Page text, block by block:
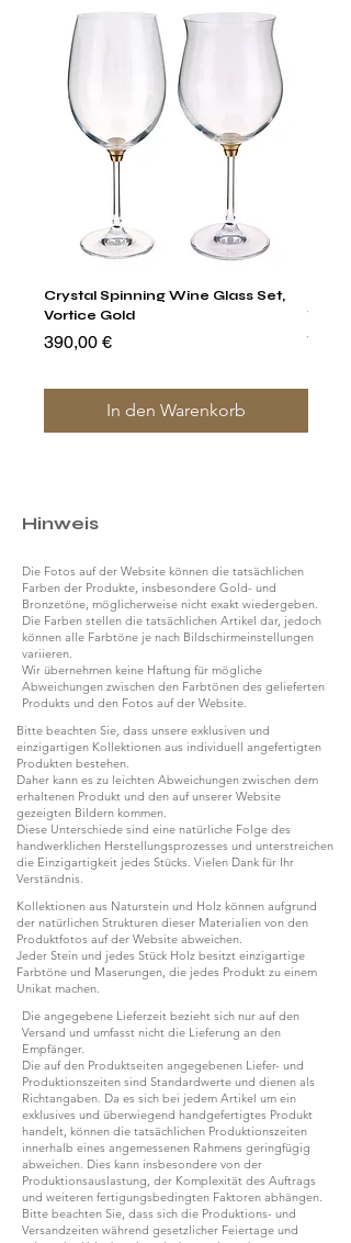
Crystal Spinning Wine Glass Set,
Vortice Gold
Preis
390,00 €
In den Warenkorb
Preis
Hinweis
Die Fotos auf der Website können die tatsächlichen
Farben der Produkte, insbesondere Gold- und
Bronzetöne, möglicherweise nicht exakt wiedergeben.
Die Farben stellen die tatsächlichen Artikel dar, jedoch
können alle Farbtöne je nach Bildschirmeinstellungen
variieren.
Wir übernehmen keine Haftung für mögliche
Abweichungen zwischen den Farbtönen des gelieferten
Produkts und den Fotos auf der Website.
Bitte beachten Sie, dass unsere exklusiven und
einzigartigen Kollektionen aus individuell angefertigten
Produkten bestehen.
Daher kann es zu leichten Abweichungen zwischen dem
erhaltenen Produkt und den auf unserer Website
gezeigten Bildern kommen.
Diese Unterschiede sind eine natürliche Folge des
handwerklichen Herstellungsprozesses und unterstreichen
die Einzigartigkeit jedes Stücks. Vielen Dank für Ihr
Verständnis.
Kollektionen aus Naturstein und Holz können aufgrund
der natürlichen Strukturen dieser Materialien von den
Produktfotos auf der Website abweichen.
Jeder Stein und jedes Stück Holz besitzt einzigartige
Farbtöne und Maserungen, die jedes Produkt zu einem
Unikat machen.
Die angegebene Lieferzeit bezieht sich nur auf den
Versand und umfasst nicht die Lieferung an den
Empfänger.
Die auf den Produktseiten angegebenen Liefer- und
Produktionszeiten sind Standardwerte und dienen als
Richtangaben. Da es sich bei jedem Artikel um ein
exklusives und überwiegend handgefertigtes Produkt
handelt, können die tatsächlichen Produktionszeiten
innerhalb eines angemessenen Rahmens geringfügig
abweichen. Dies kann insbesondere von der
Produktionsauslastung, der Komplexität des Auftrags
und weiteren fertigungsbedingten Faktoren abhängen.
Bitte beachten Sie, dass sich die Produktions- und
Versandzeiten während gesetzlicher Feiertage und